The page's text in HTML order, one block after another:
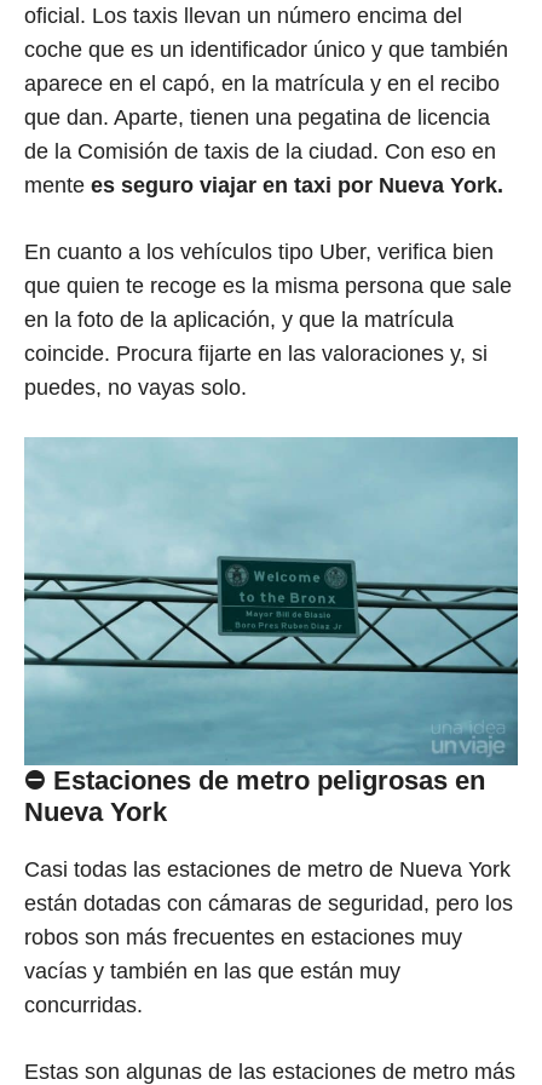
oficial. Los taxis llevan un número encima del
coche que es un identificador único y que también
aparece en el capó, en la matrícula y en el recibo
que dan. Aparte, tienen una pegatina de licencia
de la Comisión de taxis de la ciudad. Con eso en
mente es seguro viajar en taxi por Nueva York.
En cuanto a los vehículos tipo Uber, verifica bien
que quien te recoge es la misma persona que sale
en la foto de la aplicación, y que la matrícula
coincide. Procura fijarte en las valoraciones y, si
puedes, no vayas solo.
⛔ Estaciones de metro peligrosas en
Nueva York
Casi todas las estaciones de metro de Nueva York
están dotadas con cámaras de seguridad, pero los
robos son más frecuentes en estaciones muy
vacías y también en las que están muy
concurridas.
Estas son algunas de las estaciones de metro más